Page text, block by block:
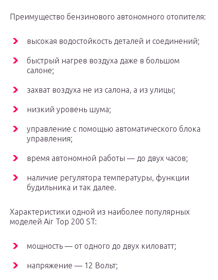
Преимущество бензинового автономного отопителя:
высокая водостойкость деталей и соединений;
быстрый нагрев воздуха даже в большом
салоне;
захват воздуха не из салона, а из улицы;
низкий уровень шума;
управление с помощью автоматического блока
управления;
время автономной работы — до двух часов;
наличие регулятора температуры, функции
будильника и так далее.
Характеристики одной из наиболее популярных
моделей Air Top 200 ST:
мощность — от одного до двух киловатт;
напряжение — 12 Вольт;